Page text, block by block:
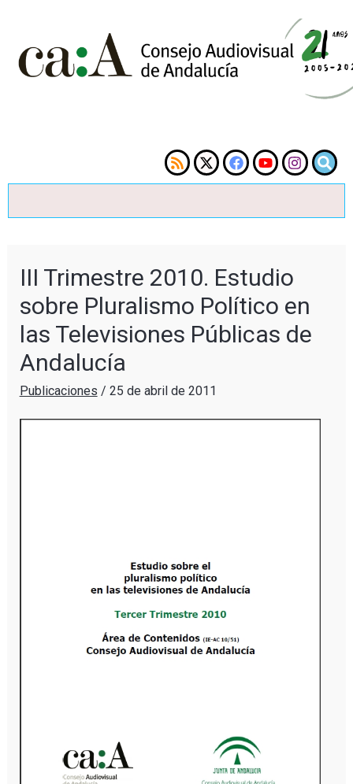
III Trimestre 2010. Estudio
sobre Pluralismo Político en
las Televisiones Públicas de
Andalucía
Publicaciones / 25 de abril de 2011